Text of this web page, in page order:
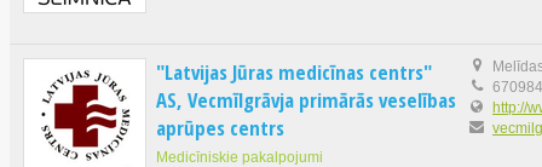
"Latvijas Jūras medicīnas centrs"
AS, Vecmīlgrāvja primārās veselības
aprūpes centrs
Medicīniskie pakalpojumi
http://